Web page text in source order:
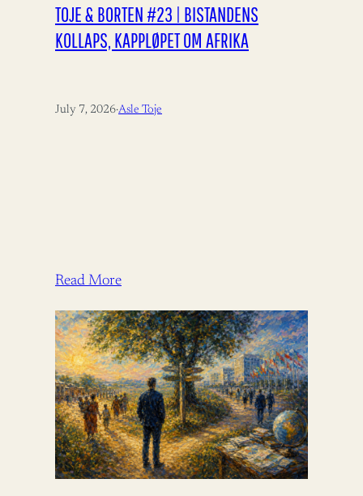
TOJE & BORTEN #23 | BISTANDENS
KOLLAPS, KAPPLØPET OM AFRIKA
July 7, 2026·Asle Toje
Read More